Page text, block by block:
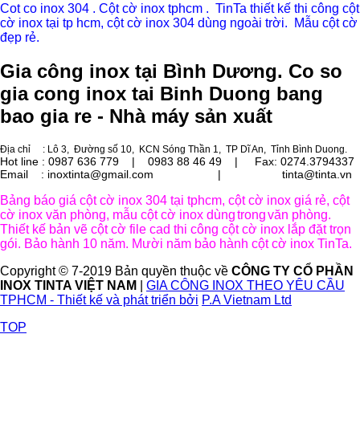
Cot co inox 304 . Cột cờ inox tphcm . TinTa thiết kế thi công cột
cờ inox tại tp hcm, cột cờ inox 304 dùng ngoài trời. Mẫu cột cờ
đẹp rẻ.
Gia công inox tại Bình Dương. Co so
gia cong inox tai Binh Duong bang
bao gia re - Nhà máy sản xuất
Địa chỉ : Lô 3, Đường số 10, KCN Sóng Thần 1, TP Dĩ An, Tỉnh Bình Duong.
Hot line : 0987 636 779 | 0983 88 46 49 |
Fax: 0274.3794337
Email : inoxtinta@gmail.com | tinta@tinta.vn
Bảng báo giá cột cờ inox 304 tại tphcm, cột cờ inox giá rẻ, cột
cờ inox văn phòng, mẫu cột cờ inox dùngtrongvăn phòng.
Thiết kế bản vẽ cột cờ file cad thi công cột cờ inox lắp đặt trọn
gói. Bảo hành 10 năm. Mười năm bảo hành cột cờ inox TinTa.
Copyright © 7-2019 Bản quyền thuộc về CÔNG TY CỔ PHẦN
INOX TINTA VIỆT NAM
GIA CÔNG INOX THEO YÊU CẦU
TPHCM - Thiết kế và phát triển bởi P.A Vietnam Ltd
TOP